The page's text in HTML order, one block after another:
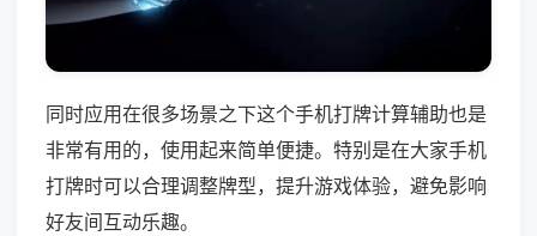
同时应用在很多场景之下这个手机打牌计算辅助也是
非常有用的，使用起来简单便捷。特别是在大家手机
打牌时可以合理调整牌型，提升游戏体验，避免影响
好友间互动乐趣。